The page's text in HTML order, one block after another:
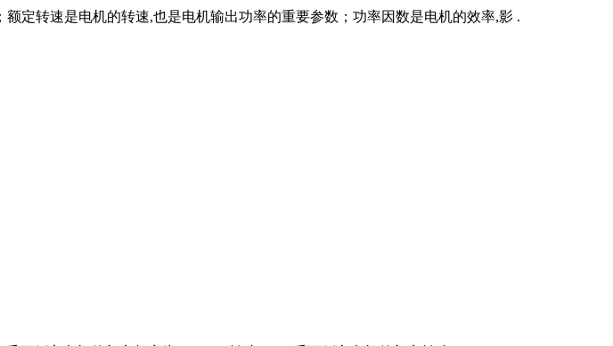
定转速是电机的转速,也是电机输出功率的重要参数；功率因数是电机的效率,影 .